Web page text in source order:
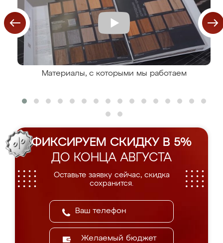
Материалы, с которыми мы работаем
ФИКСИРУЕМ СКИДКУ В 5%
ДО КОНЦА АВГУСТА
Оставьте заявку сейчас, скидка
сохранится.
Желаемый бюджет